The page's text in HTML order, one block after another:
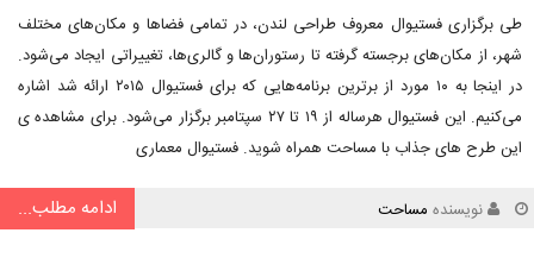
طی برگزاری فستیوال معروف طراحی لندن، در تمامی فضاها و مکان‌های مختلف
شهر، از مکان‌های برجسته گرفته تا رستوران‌ها و گالری‌ها، تغییراتی ایجاد می‌شود.
در اینجا به ۱۰ مورد از برترین برنامه‌هایی که برای فستیوال ۲۰۱۵ ارائه شد اشاره
می‌کنیم. این فستیوال هرساله از ۱۹ تا ۲۷ سپتامبر برگزار می‌شود. برای مشاهده ی
این طرح های جذاب با مساحت همراه شوید. فستیوال معماری
نویسنده مساحت ادامه مطلب...